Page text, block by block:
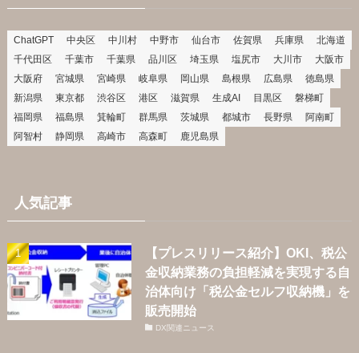
ChatGPT 中央区 中川村 中野市 仙台市 佐賀県 兵庫県
北海道
千代田区
千葉市 千葉県 品川区 埼玉県 塩尻市 大川市
大阪市
大阪府
宮城県 宮崎県 岐阜県 岡山県 島根県 広島県
徳島県
新潟県
東京都 渋谷区 港区 滋賀県 生成AI 目黒区
磐梯町
福岡県
福島県 箕輪町 群馬県 茨城県 都城市 長野県
阿南町
阿智村
静岡県 高崎市 高森町 鹿児島県
人気記事
【プレスリリース紹介】OKI、税公
金収納業務の負担軽減を実現する自
治体向け「税公金セルフ収納機」を
販売開始
DX関連ニュース